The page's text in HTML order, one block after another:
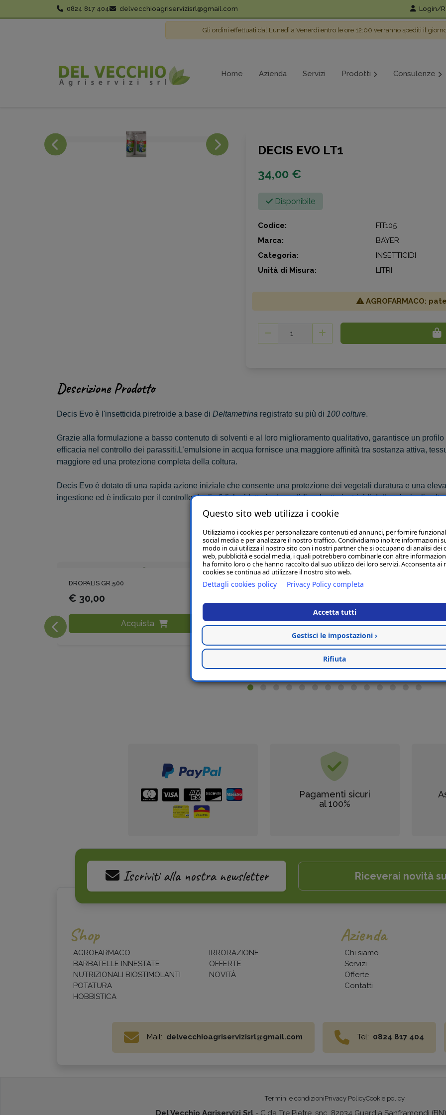
0824 817 404 delvecchioagriservizisrl@gmail.com Login/
Gli ordini effettuati dal Lunedì a Venerdì entro le ore 12:00 verranno spediti il
Home Azienda Servizi Prodotti Consulenze
DECIS EVO LT1
34,00 €
Disponibile
Codice:
FIT105
Marca:
BAYER
Categoria:
INSETTICIDI
Unità di Misura:
LITRI
AGROFARMACO:
Descrizione Prodotto
Decis Evo è l'insetticida piretroide a base di Deltametrina registrato su più di 100 colture.
Grazie alla formulazione a basso contenuto di solventi e al loro miglioramento qualitativo, garantisce un
efficacia nel controllo dei parassiti.L’emulsione in acqua fornisce una maggiore affinità tra sostanza attiva,
maggiore ed una protezione completa della coltura.
Decis Evo è dotato di una rapida azione iniziale che consente una protezione dei vegetali duratura e una
ingestione ed è indicato per il controllo degli afidi, lepidotteri, aleurodidi, coleotteri e tripidi delle principali
Articoli Correlati
DROPALIS GR.500
€ 30,00
Acquista
CLOSER ML 250
Acquista
Pagamenti sicuri
al 100%
Iscriviti alla nostra newsletter Riceverai novità
Shop
AGROFARMACO
BARBATELLE INNESTATE
NUTRIZIONALI BIOSTIMOLANTI
POTATURA
HOBBISTICA
IRRORAZIONE
OFFERTE
NOVITÀ
Azienda
Chi siamo
Servizi
Offerte
Contatti
Mail: delvecchioagriservizisrl@gmail.com Tel: 0824 817 404
Termini e condizioniPrivacy PolicyCookie policy
Del Vecchio Agriservizi Srl - C.da Tre Pietre, snc, 82034 Guardia Sanframondi
Questo sito web utilizza i cookie
Utilizziamo i cookies per personalizzare contenuti ed annunci, per fornire
social media e per analizzare il nostro traffico. Condividiamo inoltre informazioni
modo in cui utilizza il nostro sito con i nostri partner che si occupano di analisi dei
web, pubblicità e social media, i quali potrebbero combinarle con altre
ha fornito loro o che hanno raccolto dal suo utilizzo dei loro servizi. Acconsenta ai
cookies se continua ad utilizzare il nostro sito web.
Dettagli cookies policy Privacy Policy completa
Accetta tutti
Gestisci le impostazioni ›
Rifiuta